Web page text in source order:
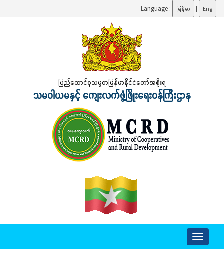
Language : မြန်မာ | Eng
ပြည်ထောင်စုသမ္မတမြန်မာနိုင်ငံတော်အစိုးရ
သမဝါယမနှင့် ကျေးလက်ဖွံ့ဖြိုးရေးဝန်ကြီးဌာန
Toggle